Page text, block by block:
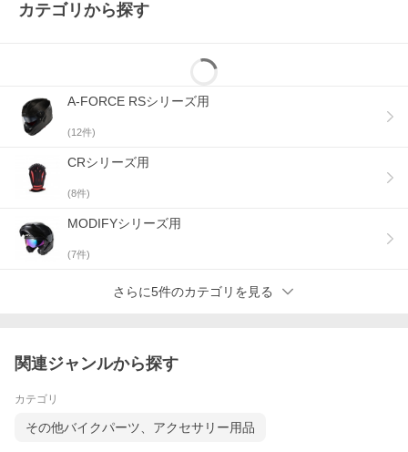
カテゴリから探す
A-FORCE RSシリーズ用
(12件)
CRシリーズ用
(8件)
MODIFYシリーズ用
(7件)
さらに5件のカテゴリを見る
関連ジャンルから探す
カテゴリ
その他バイクパーツ、アクセサリー用品